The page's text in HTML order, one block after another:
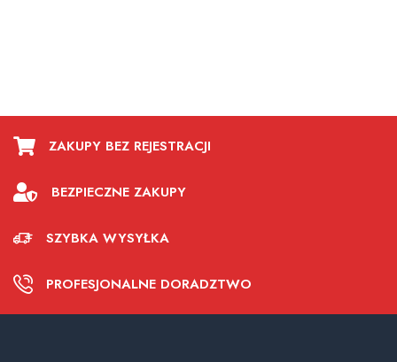
ZAKUPY BEZ REJESTRACJI
BEZPIECZNE ZAKUPY
SZYBKA WYSYŁKA
PROFESJONALNE DORADZTWO